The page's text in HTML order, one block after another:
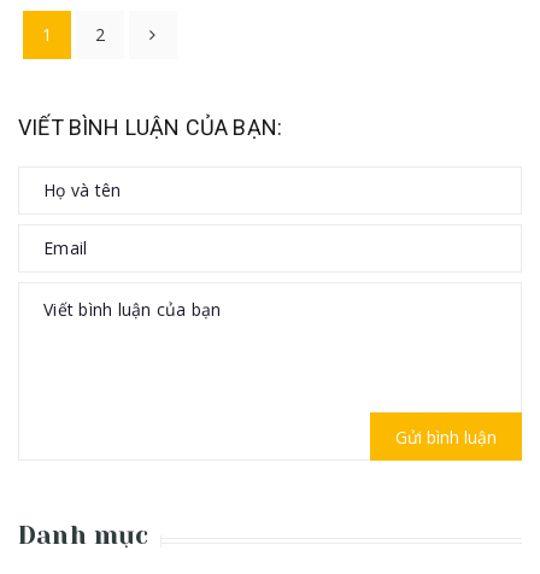
1 2
VIẾT BÌNH LUẬN CỦA BẠN:
Gửi bình luận
Danh mục